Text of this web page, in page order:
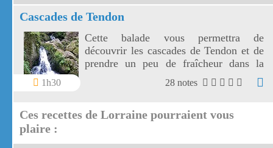
Cascades de Tendon
1h30
Cette balade vous permettra de
découvrir les cascades de Tendon et de
prendre un peu de fraîcheur dans la
forêt vosgienne entre la petite et la
grande cascade de Tendon.
28 notes
Ces recettes de Lorraine pourraient vous
plaire :